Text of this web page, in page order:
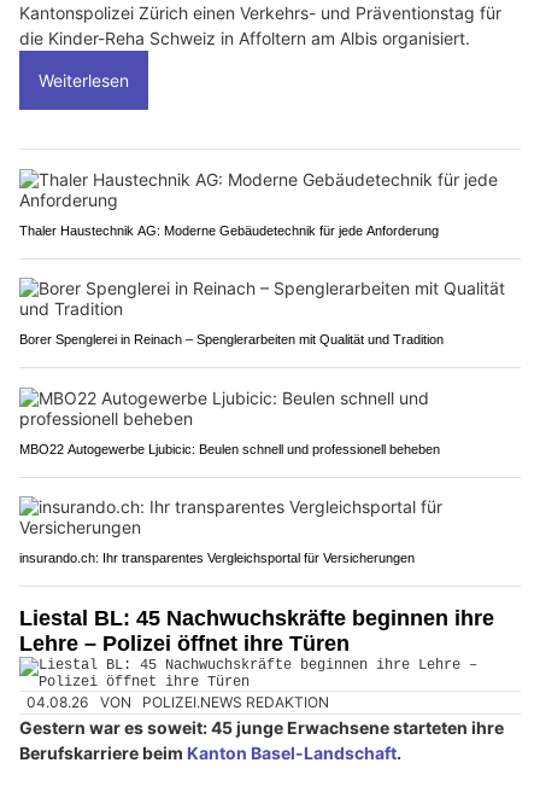
Kantonspolizei Zürich einen Verkehrs- und Präventionstag für
die Kinder-Reha Schweiz in Affoltern am Albis organisiert.
Weiterlesen
Thaler Haustechnik AG: Moderne Gebäudetechnik für jede Anforderung
Borer Spenglerei in Reinach – Spenglerarbeiten mit Qualität und Tradition
MBO22 Autogewerbe Ljubicic: Beulen schnell und professionell beheben
insurando.ch: Ihr transparentes Vergleichsportal für Versicherungen
Liestal BL: 45 Nachwuchskräfte beginnen ihre
Lehre – Polizei öffnet ihre Türen
04.08.26 VON POLIZEI.NEWS REDAKTION
Gestern war es soweit: 45 junge Erwachsene starteten ihre
Berufskarriere beim Kanton Basel-Landschaft.